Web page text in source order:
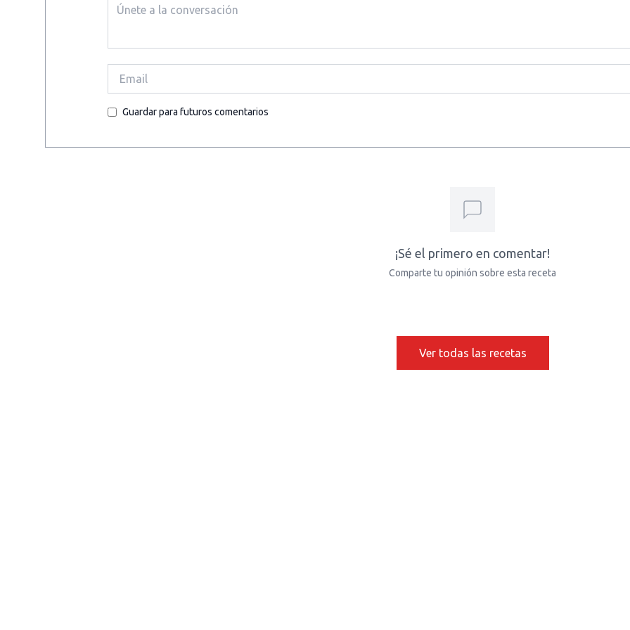
Guardar para futuros comentarios
¡Sé el primero en comentar!
Comparte tu opinión sobre esta receta
Ver todas las recetas